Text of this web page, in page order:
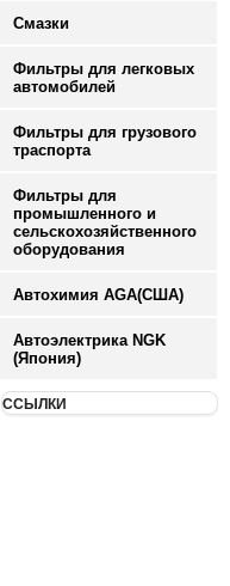
Смазки
Фильтры для легковых
автомобилей
Фильтры для грузового
траспорта
Фильтры для
промышленного и
сельскохозяйственного
оборудования
Автохимия AGA(США)
Автоэлектрика NGK
(Япония)
ССЫЛКИ